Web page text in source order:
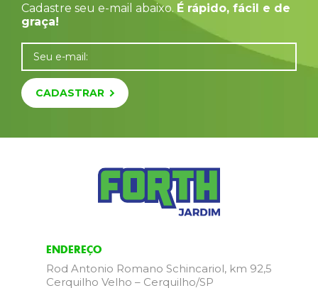
Cadastre seu e-mail abaixo. É rápido, fácil e de
graça!
Seu e-mail:
CADASTRAR
ENDEREÇO
Rod Antonio Romano Schincariol, km 92,5
Cerquilho Velho – Cerquilho/SP